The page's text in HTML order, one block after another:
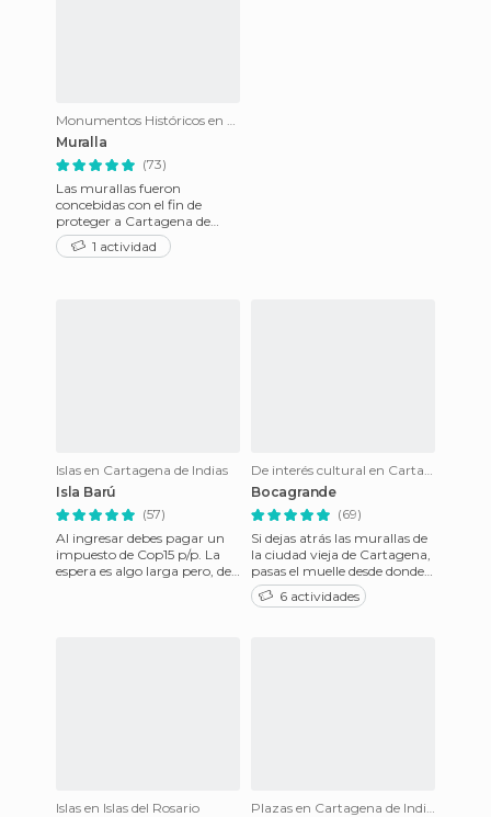
Monumentos Históricos en Cartagena de Indias
Muralla
(73)
Las murallas fueron
concebidas con el fin de
proteger a Cartagena de
Indias de los continuos
ataques piratas que sufría. Su
1 actividad
Islas en Cartagena de Indias
Isla Barú
(57)
Al ingresar debes pagar un
impuesto de Cop15 p/p. La
espera es algo larga pero, de
De interés cultural en Cartagena de Indias
Bocagrande
(69)
Si dejas atrás las murallas de
la ciudad vieja de Cartagena,
pasas el muelle desde donde
parten los barcos hacia Playa
Blanca, y t
6 actividades
Islas en Islas del Rosario
Plazas en Cartagena de Indias